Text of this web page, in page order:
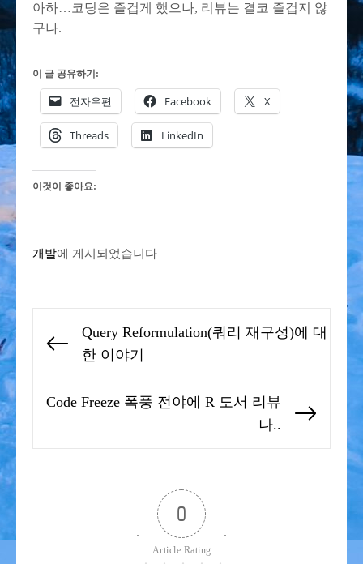
아하…코딩은 즐겁게 했으나, 리뷰는 결코 즐겁지 않
구나.
이 글 공유하기:
전자우편 Facebook X
Threads LinkedIn
이것이 좋아요:
개발에 게시되었습니다
탐
Previous
Query Reformulation(쿼리 재구성)에 대
한 이야기
post:
Code Freeze 폭풍 전야에 R 도서 리뷰
나..
0
Article Rating